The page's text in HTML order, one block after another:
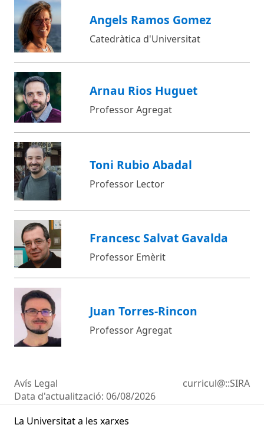
Angels Ramos Gomez
Catedràtica d'Universitat
Arnau Rios Huguet
Professor Agregat
Toni Rubio Abadal
Professor Lector
Francesc Salvat Gavalda
Professor Emèrit
Juan Torres-Rincon
Professor Agregat
Avís Legal
curricul@::SIRA
Data d'actualització: 06/08/2026
La Universitat a les xarxes